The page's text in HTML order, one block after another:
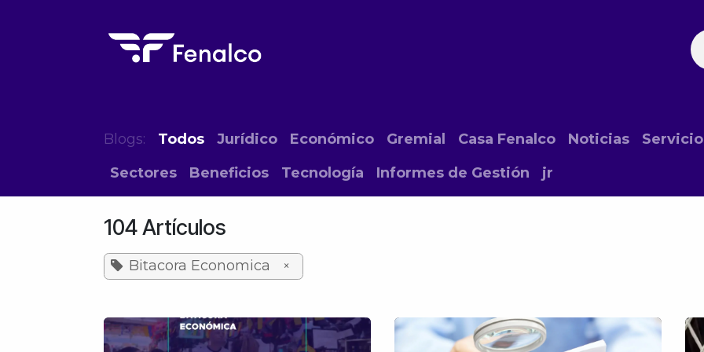
Blogs: Todos Jurídico Económico Gremial Casa Fenalco Noticias
Sectores
Beneficios Tecnología Informes de Gestión jr
104 Artículos
Bitacora Economica ×